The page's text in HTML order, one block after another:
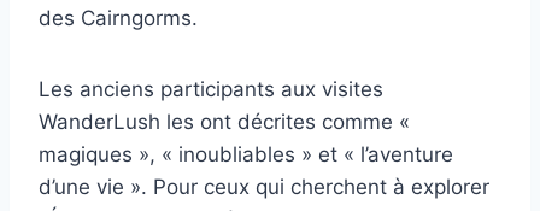
des Cairngorms.
Les anciens participants aux visites
WanderLush les ont décrites comme «
magiques », « inoubliables » et « l’aventure
d’une vie ». Pour ceux qui cherchent à explorer